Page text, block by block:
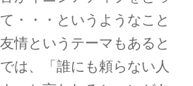
・・・というようなこと
情というテーマもあると
は、「誰にも頼らない人